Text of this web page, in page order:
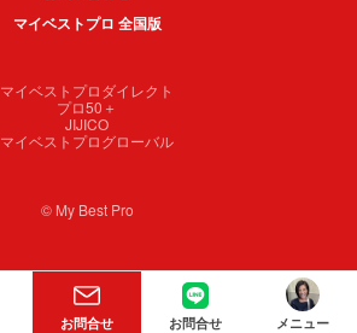
マイベストプロ 全国版
マイベストプロダイレクト
プロ50＋
JIJICO
マイベストプログローバル
© My Best Pro
お問合せ お問合せ メニュー